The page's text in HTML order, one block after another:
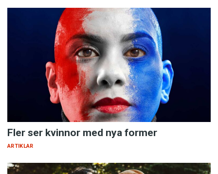
Fler ser kvinnor med nya former
ARTIKLAR